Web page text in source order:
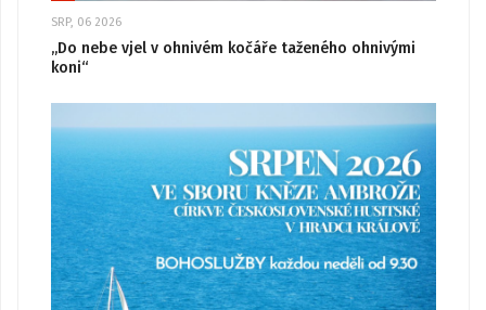
SRP, 06 2026
„Do nebe vjel v ohnivém kočáře taženého ohnivými
koni“